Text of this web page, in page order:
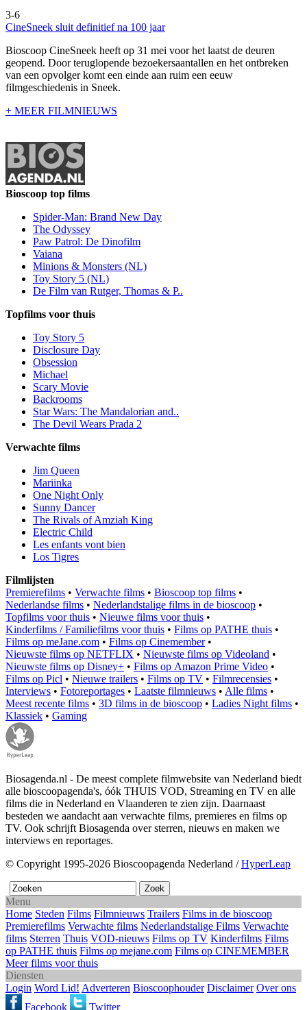
3-6
CineSneek sluit definitief na 100 jaar
Bioscoop CineSneek heeft op 31 mei voor het laatst de deuren
geopend. Door teruglopende bezoekersaantallen en het ontbreken
van een opvolger komt een einde aan ruim een eeuw
filmgeschiedenis in Sneek.
+ MEER FILMNIEUWS
Bioscoop top films
Spider-Man: Brand New Day
The Odyssey
Paw Patrol: De Dinofilm
Vaiana
Minions & Monsters (NL)
Toy Story 5 (NL)
De Film van Rutger, Thomas & P..
Topfilms voor thuis
Toy Story 5
Disclosure Day
Obsession
Michael
Scary Movie
Backrooms
Star Wars: The Mandalorian and..
The Devil Wears Prada 2
Verwachte films
Jim Queen
Mariinka
One Night Only
Sunny Dancer
The Rivals of Amziah King
Electric Child
Les enfants vont bien
Los Tigres
Filmlijsten
Premierefilms • Verwachte films • Bioscoop top films •
Nederlandse films • Nederlandstalige films in de bioscoop •
Topfilms voor thuis • Nieuwe films voor thuis •
Kinderfilms / Familiefilms voor thuis • Films op PATHE thuis •
Films op meJane.com • Films op Cinemember•
Nieuwste films op NETFLIX • Nieuwste films op Videoland •
Nieuwste films op Disney+ • Films op Amazon Prime Video •
Films op Picl • Nieuwe trailers • Films op TV • Filmrecensies •
Interviews • Fotoreportages • Laatste filmnieuws • Alle films •
Meest recente films • 3D films in de bioscoop • Ladies Night films •
Klassiek • Gaming
Biosagenda.nl - De meest complete filmwebsite van Nederland biedt
alle bioscoopagenda's, óók THUIS VOD, Streaming en TV en alle
films die in Nederland en Vlaanderen te zien zijn. Daarnaast
besteden we aandacht aan verwachte films, premieres en films op
TV. Ook schrijft Biosagenda over sterren, nieuws en maken we
interviews en reportages.
© Copyright 1995-2026 Bioscoopagenda Nederland /HyperLeap
Menu
Home Steden Films Filmnieuws Trailers Films in de bioscoop
Premierefilms Verwachte films Nederlandstalige Films Verwachte
films Sterren Thuis VOD-nieuws Films op TV Kinderfilms Films
op PATHE thuis Films op mejane.com Films op CINEMEMBER
Meer films voor thuis
Diensten
Login Word Lid! Adverteren Bioscoophouder Disclaimer Over ons
Facebook
Twitter